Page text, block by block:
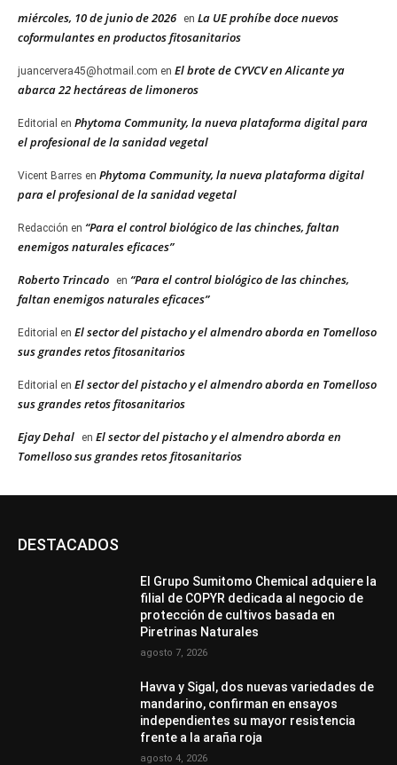
miércoles, 10 de junio de 2026 en La UE prohíbe doce nuevos
coformulantes en productos fitosanitarios
juancervera45@hotmail.com en El brote de CYVCV en Alicante ya
abarca 22 hectáreas de limoneros
Editorial en Phytoma Community, la nueva plataforma digital para
el profesional de la sanidad vegetal
Vicent Barres en Phytoma Community, la nueva plataforma digital
para el profesional de la sanidad vegetal
Redacción en “Para el control biológico de las chinches, faltan
enemigos naturales eficaces”
Roberto Trincado en “Para el control biológico de las chinches,
faltan enemigos naturales eficaces”
Editorial en El sector del pistacho y el almendro aborda en Tomelloso
sus grandes retos fitosanitarios
Editorial en El sector del pistacho y el almendro aborda en Tomelloso
sus grandes retos fitosanitarios
Ejay Dehal en El sector del pistacho y el almendro aborda en
Tomelloso sus grandes retos fitosanitarios
DESTACADOS
El Grupo Sumitomo Chemical adquiere la
filial de COPYR dedicada al negocio de
protección de cultivos basada en
Piretrinas Naturales
agosto 7, 2026
Havva y Sigal, dos nuevas variedades de
mandarino, confirman en ensayos
independientes su mayor resistencia
frente a la araña roja
agosto 4, 2026